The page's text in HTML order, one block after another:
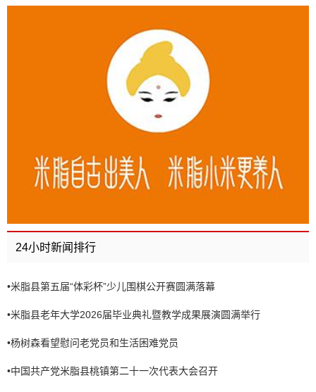
24小时新闻排行
•米脂县第五届“体彩杯”少儿围棋公开赛圆满落幕
•米脂县老年大学2026届毕业典礼暨教学成果展演圆满举行
•杨树森看望慰问老党员和生活困难党员
•中国共产党米脂县桃镇第二十一次代表大会召开